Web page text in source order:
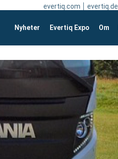
evertiq.com evertiq.de
Nyheter Evertiq Expo Om